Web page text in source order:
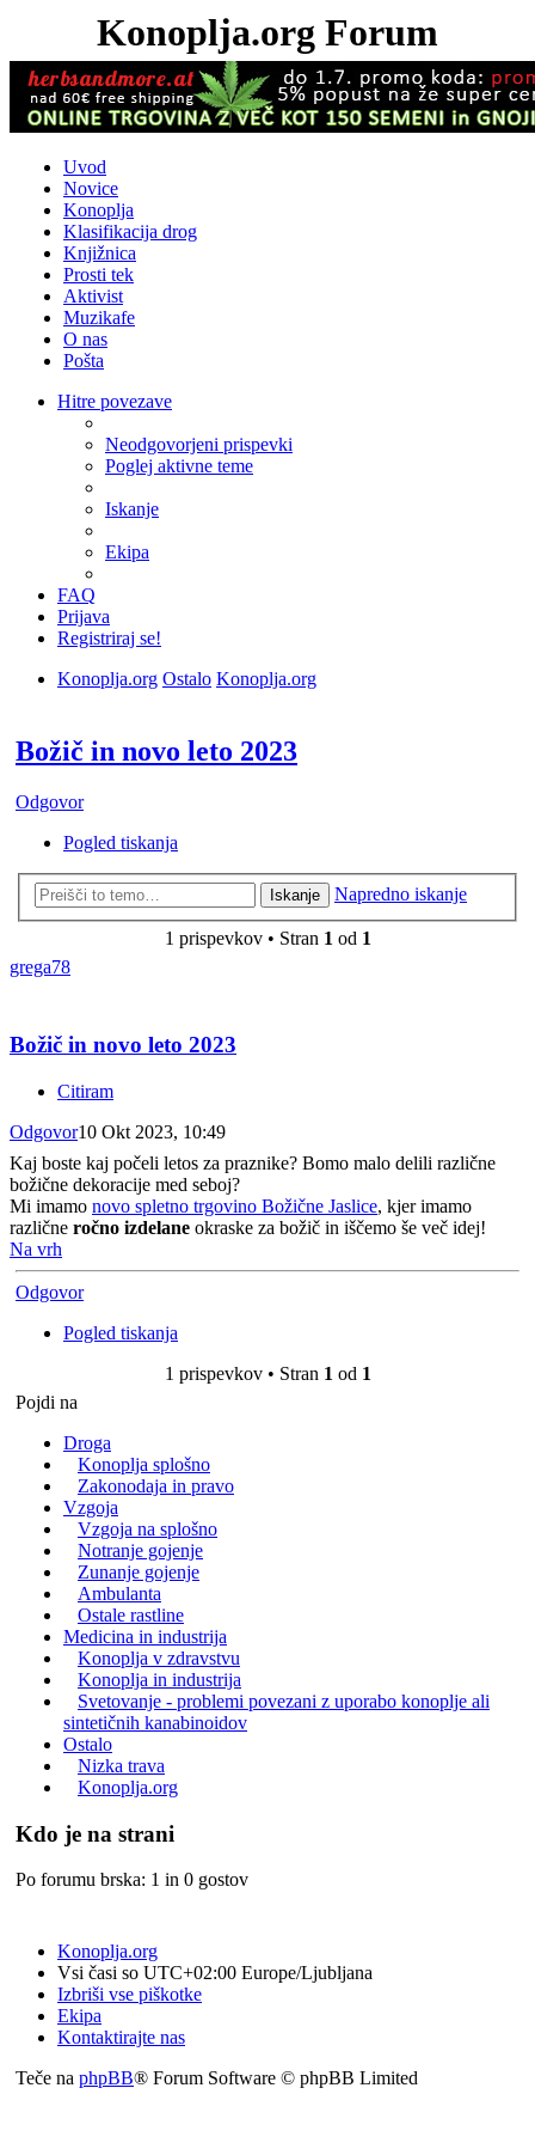
Konoplja.org Forum
Uvod
Novice
Konoplja
Klasifikacija drog
Knjižnica
Prosti tek
Aktivist
Muzikafe
O nas
Pošta
Hitre povezave
Neodgovorjeni prispevki
Poglej aktivne teme
Iskanje
Ekipa
FAQ
Prijava
Registriraj se!
Konoplja.org Ostalo Konoplja.org
Božič in novo leto 2023
Odgovor
Pogled tiskanja
Iskanje Napredno iskanje
1 prispevkov • Stran 1 od 1
grega78
Božič in novo leto 2023
Citiram
Odgovor10 Okt 2023, 10:49
Kaj boste kaj počeli letos za praznike? Bomo malo delili različne
božične dekoracije med seboj?
Mi imamo novo spletno trgovino Božične Jaslice, kjer imamo
različne ročno izdelane okraske za božič in iščemo še več idej!
Na vrh
Odgovor
Pogled tiskanja
1 prispevkov • Stran 1 od 1
Pojdi na
Droga
Konoplja splošno
Zakonodaja in pravo
Vzgoja
Vzgoja na splošno
Notranje gojenje
Zunanje gojenje
Ambulanta
Ostale rastline
Medicina in industrija
Konoplja v zdravstvu
Konoplja in industrija
Svetovanje - problemi povezani z uporabo konoplje ali
sintetičnih kanabinoidov
Ostalo
Nizka trava
Konoplja.org
Kdo je na strani
Po forumu brska: 1 in 0 gostov
Konoplja.org
Vsi časi so UTC+02:00 Europe/Ljubljana
Izbriši vse piškotke
Ekipa
Kontaktirajte nas
Teče na phpBB® Forum Software © phpBB Limited